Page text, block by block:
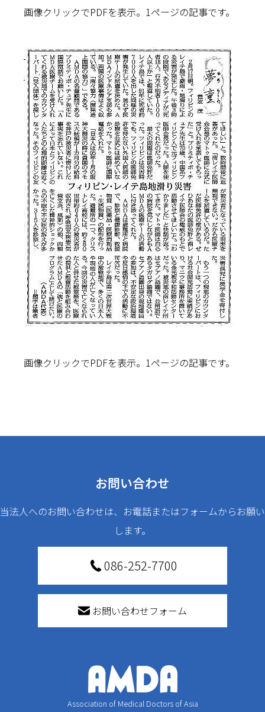
画像クリックでPDFを表示。1ページの記事です。
画像クリックでPDFを表示。1ページの記事です。
お問い合わせ
当法人へのお問い合わせは、お電話またはフォームからお願い
します。
086-252-7700
お問い合わせフォーム
Association of Medical Doctors of Asia